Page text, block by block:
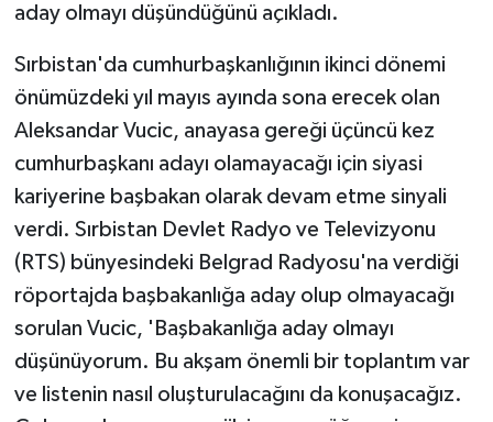
aday olmayı düşündüğünü açıkladı.
Sırbistan'da cumhurbaşkanlığının ikinci dönemi
önümüzdeki yıl mayıs ayında sona erecek olan
Aleksandar Vucic, anayasa gereği üçüncü kez
cumhurbaşkanı adayı olamayacağı için siyasi
kariyerine başbakan olarak devam etme sinyali
verdi. Sırbistan Devlet Radyo ve Televizyonu
(RTS) bünyesindeki Belgrad Radyosu'na verdiği
röportajda başbakanlığa aday olup olmayacağı
sorulan Vucic, 'Başbakanlığa aday olmayı
düşünüyorum. Bu akşam önemli bir toplantım var
ve listenin nasıl oluşturulacağını da konuşacağız.